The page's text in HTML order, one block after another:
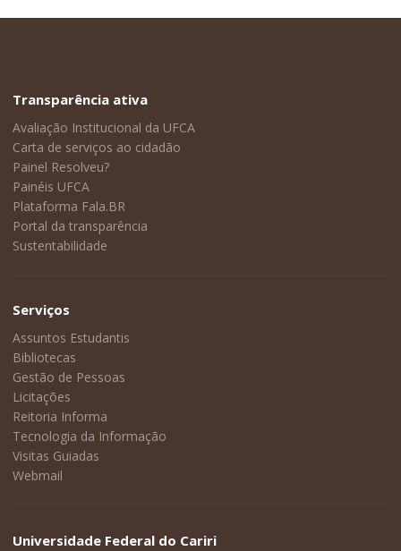
Transparência ativa
Avaliação Institucional da UFCA
Carta de serviços ao cidadão
Painel Resolveu?
Painéis UFCA
Plataforma Fala.BR
Portal da transparência
Sustentabilidade
Serviços
Assuntos Estudantis
Bibliotecas
Gestão de Pessoas
Licitações
Reitoria Informa
Tecnologia da Informação
Visitas Guiadas
Webmail
Universidade Federal do Cariri